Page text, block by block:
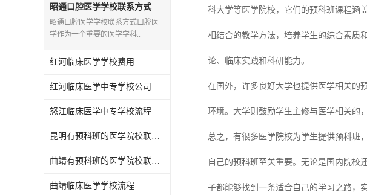
昭通口腔医学学校联系方式
昭通口腔医学学校联系方式口腔医
学作为一个重要的医学学科..
红河临床医学学校费用
红河临床医学中专学校公司
怒江临床医学中专学校流程
昆明有预科班的医学院校联系方式
曲靖有预科班的医学院校联系方式
曲靖临床医学学校流程
科大学等医学院校，它们的预科班课程涵
相结合的教学方法，培养学生的综合素质
论、临床实践和科研能力。
在国外，许多良好大学也提供医学相关的
环境。大学则鼓励学生主修与医学相关的
总之，有很多医学院校为学生提供预科班
自己的预科班至关重要。无论是国内院校
子都能够找到一条适合自己的学习之路，